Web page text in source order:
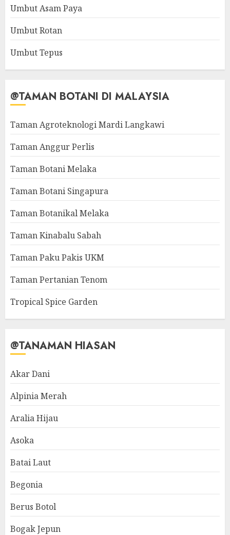
Umbut Asam Paya
Umbut Rotan
Umbut Tepus
@TAMAN BOTANI DI MALAYSIA
Taman Agroteknologi Mardi Langkawi
Taman Anggur Perlis
Taman Botani Melaka
Taman Botani Singapura
Taman Botanikal Melaka
Taman Kinabalu Sabah
Taman Paku Pakis UKM
Taman Pertanian Tenom
Tropical Spice Garden
@TANAMAN HIASAN
Akar Dani
Alpinia Merah
Aralia Hijau
Asoka
Batai Laut
Begonia
Berus Botol
Bogak Jepun